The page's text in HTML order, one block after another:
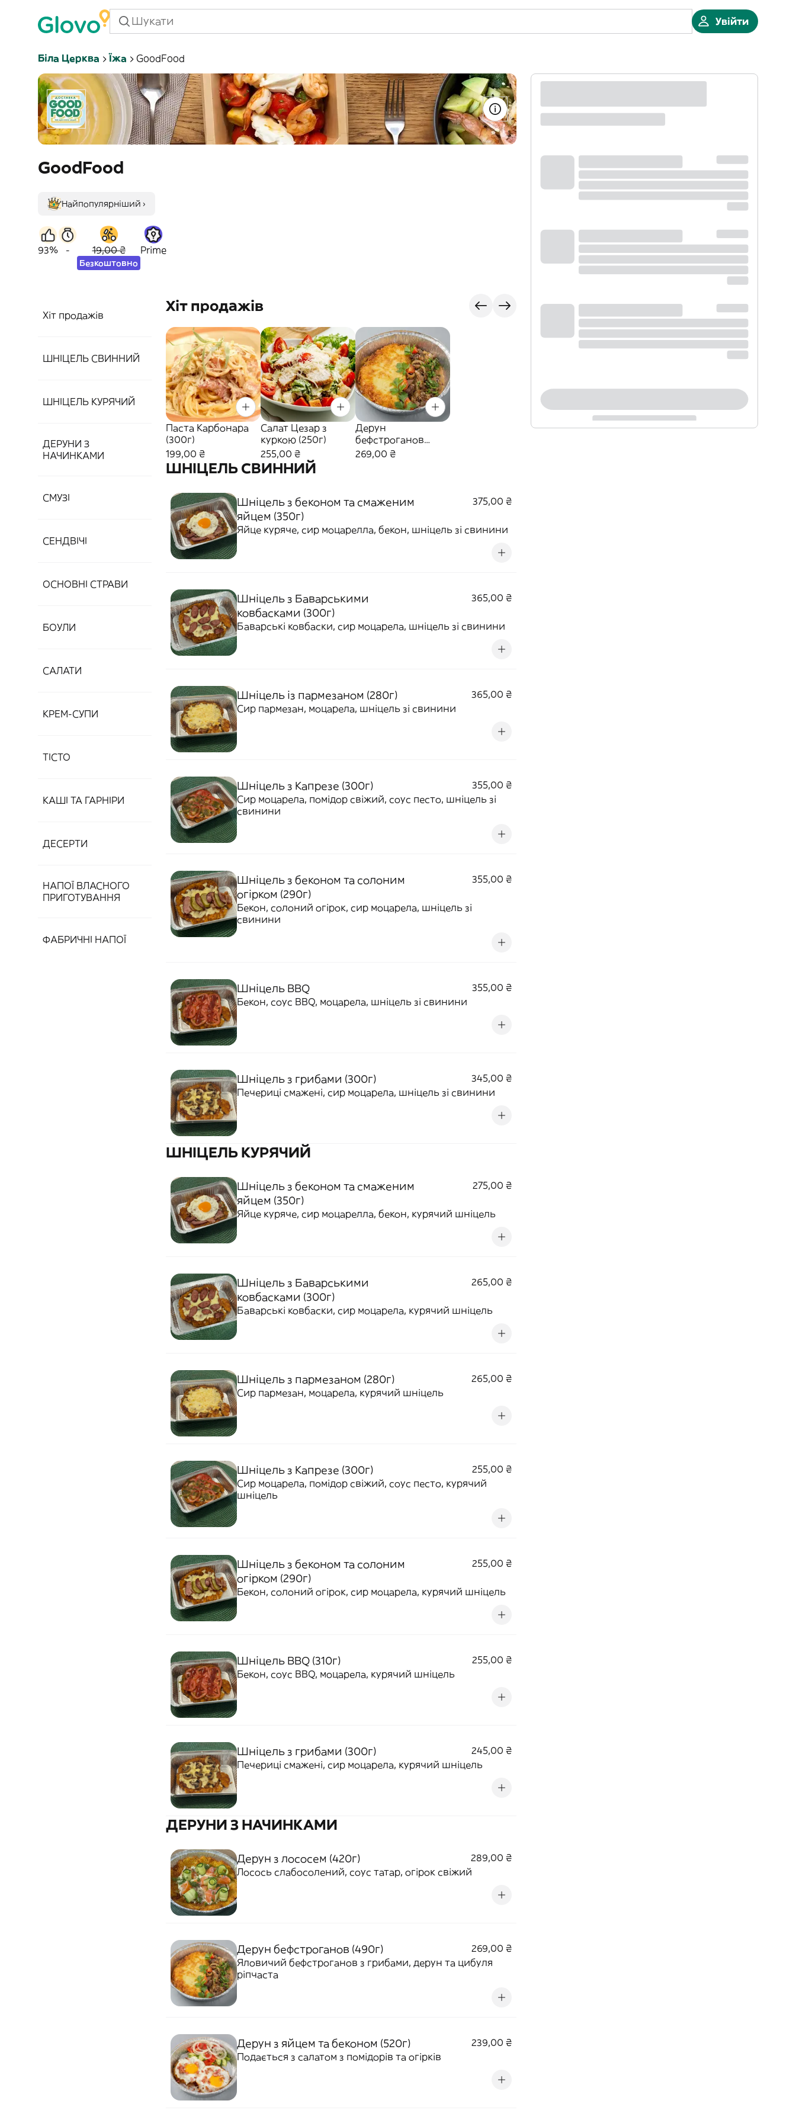
Увійти
Біла Церква Їжа GoodFood
GoodFood
Найпопулярніший ›
93% - 19,00 ₴
Безкоштовно
Prime
Хіт продажів
ШНІЦЕЛЬ СВИННИЙ
ШНІЦЕЛЬ КУРЯЧИЙ
ДЕРУНИ З
НАЧИНКАМИ
СМУЗІ
СЕНДВІЧІ
ОСНОВНІ СТРАВИ
БОУЛИ
САЛАТИ
КРЕМ-СУПИ
ТІСТО
КАШІ ТА ГАРНІРИ
ДЕСЕРТИ
НАПОЇ ВЛАСНОГО
ПРИГОТУВАННЯ
ФАБРИЧНІ НАПОЇ
Хіт продажів
Паста Карбонара
(300г)
199,00 ₴
Салат Цезар з
куркою (250г)
255,00 ₴
Дерун
бефстроганов
(490г)
269,00 ₴
ШНІЦЕЛЬ СВИННИЙ
Шніцель з беконом та смаженим
яйцем (350г)
375,00 ₴
Яйце куряче, сир моцарелла, бекон, шніцель зі свинини
Шніцель з Баварськими
ковбасками (300г)
365,00 ₴
Баварські ковбаски, сир моцарела, шніцель зі свинини
Шніцель із пармезаном (280г)
365,00 ₴
Сир пармезан, моцарела, шніцель зі свинини
Шніцель з Капрезе (300г)
355,00 ₴
Сир моцарела, помідор свіжий, соус песто, шніцель зі
свинини
Шніцель з беконом та солоним
огірком (290г)
355,00 ₴
Бекон, солоний огірок, сир моцарела, шніцель зі
свинини
Шніцель BBQ
355,00 ₴
Бекон, соус BBQ, моцарела, шніцель зі свинини
Шніцель з грибами (300г)
345,00 ₴
Печериці смажені, сир моцарела, шніцель зі свинини
ШНІЦЕЛЬ КУРЯЧИЙ
Шніцель з беконом та смаженим
яйцем (350г)
275,00 ₴
Яйце куряче, сир моцарелла, бекон, курячий шніцель
Шніцель з Баварськими
ковбасками (300г)
265,00 ₴
Баварські ковбаски, сир моцарела, курячий шніцель
Шніцель з пармезаном (280г)
265,00 ₴
Сир пармезан, моцарела, курячий шніцель
Шніцель з Капрезе (300г)
255,00 ₴
Сир моцарела, помідор свіжий, соус песто, курячий
шніцель
Шніцель з беконом та солоним
огірком (290г)
255,00 ₴
Бекон, солоний огірок, сир моцарела, курячий шніцель
Шніцель BBQ (310г)
255,00 ₴
Бекон, соус BBQ, моцарела, курячий шніцель
Шніцель з грибами (300г)
245,00 ₴
Печериці смажені, сир моцарела, курячий шніцель
ДЕРУНИ З НАЧИНКАМИ
Дерун з лососем (420г)
289,00 ₴
Лосось слабосолений, соус татар, огірок свіжий
Дерун бефстроганов (490г)
269,00 ₴
Яловичий бефстроганов з грибами, дерун та цибуля
ріпчаста
Дерун з яйцем та беконом (520г)
239,00 ₴
Подається з салатом з помідорів та огірків